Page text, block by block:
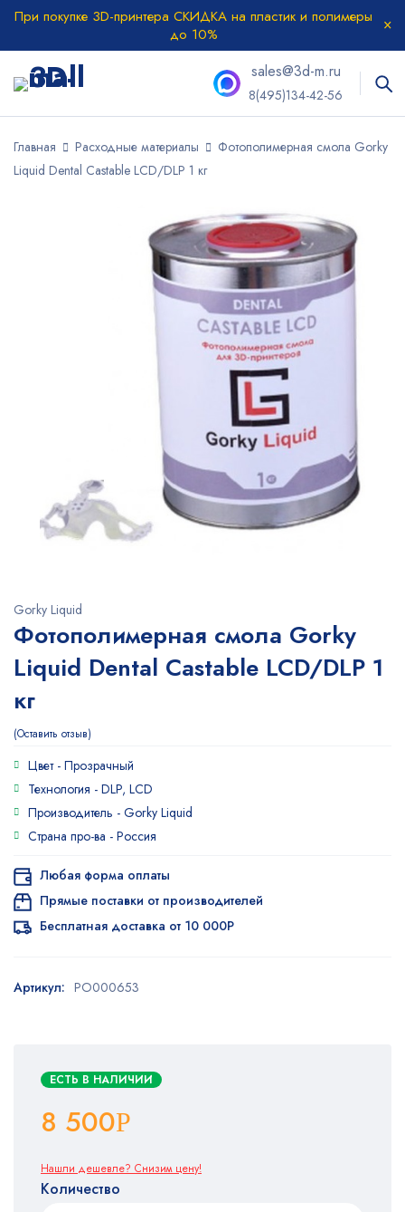
При покупке 3D-принтера СКИДКА на пластик и полимеры
до 10%
sales@3d-m.ru
8(495)134-42-56
Главная Расходные материалы
Фотополимерная смола Gorky
Liquid Dental Castable LCD/DLP 1 кг
Gorky Liquid
Фотополимерная смола Gorky
Liquid Dental Castable LCD/DLP 1
кг
Оставить отзыв
Цвет - Прозрачный
Технология - DLP, LCD
Производитель - Gorky Liquid
Страна про-ва - Россия
ЕСТЬ В НАЛИЧИИ
8 500Р
Нашли дешевле? Снизим цену!
Количество
Любая форма оплаты
Прямые поставки от производителей
Бесплатная доставка от 10 000Р
Артикул: PO000653